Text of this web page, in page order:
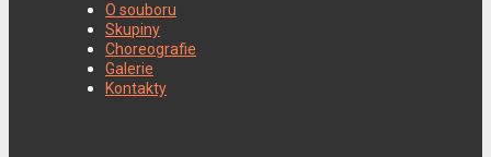
O souboru
Skupiny
Choreografie
Galerie
Kontakty